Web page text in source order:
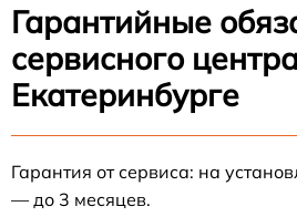
Гарантийные
сервисного
Екатеринбурге
Гарантия от сервиса: на
— до 3 месяцев.